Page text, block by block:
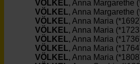
VÖLKEL, Anna Margarethe
VÖLKEL, Anna Margarethe
VÖLKEL, Anna Maria
VÖLKEL, Anna Maria
VÖLKEL, Anna Maria
VÖLKEL, Anna Maria
VÖLKEL, Anna Maria